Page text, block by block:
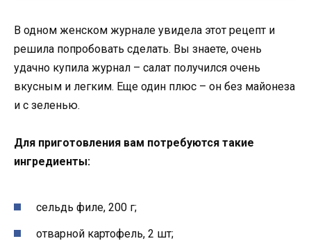
В одном женском журнале увидела этот рецепт и
решила попробовать сделать. Вы знаете, очень
удачно купила журнал – салат получился очень
вкусным и легким. Еще один плюс – он без майонеза
и с зеленью.
Для приготовления вам потребуются такие
ингредиенты:
сельдь филе, 200 г;
отварной картофель, 2 шт;